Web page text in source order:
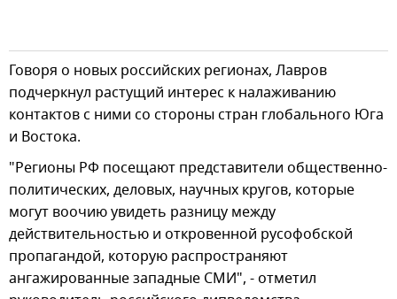
Говоря о новых российских регионах, Лавров
подчеркнул растущий интерес к налаживанию
контактов с ними со стороны стран глобального Юга
и Востока.
"Регионы РФ посещают представители общественно-
политических, деловых, научных кругов, которые
могут воочию увидеть разницу между
действительностью и откровенной русофобской
пропагандой, которую распространяют
ангажированные западные СМИ", - отметил